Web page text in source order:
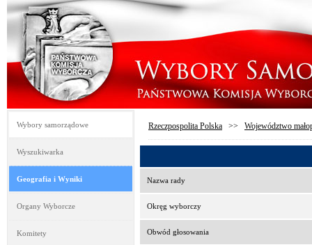
Wybory samorządowe
Wyszukiwarka
Geografia i Wyniki
Organy Wyborcze
Komitety
Rzeczpospolita Polska >> Województwo
Nazwa rady
Okręg wyborczy
Obwód głosowania